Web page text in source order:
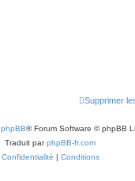
Supprimer
phpBB® Forum Software © phpBB
Traduit parphpBB-fr.com
Confidentialité | Conditions